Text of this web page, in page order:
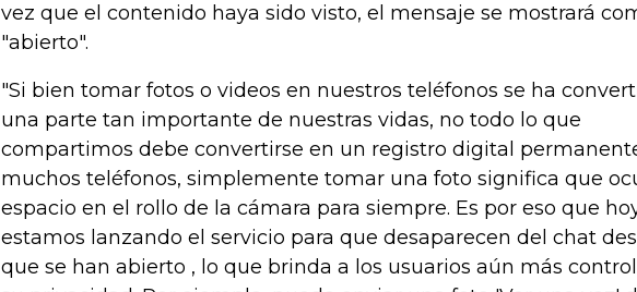
vez que el contenido haya sido visto, el mensaje se mostrará
"abierto".
"Si bien tomar fotos o videos en nuestros teléfonos se ha
una parte tan importante de nuestras vidas, no todo lo que
compartimos debe convertirse en un registro digital
muchos teléfonos, simplemente tomar una foto significa que
espacio en el rollo de la cámara para siempre. Es por eso que
estamos lanzando el servicio para que desaparecen del chat
que se han abierto , lo que brinda a los usuarios aún más